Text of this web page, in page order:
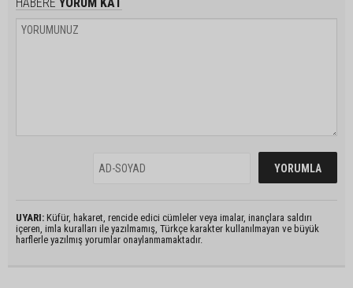
UYARI: Küfür, hakaret, rencide edici cümleler veya imalar, inançlara saldırı
içeren, imla kuralları ile yazılmamış, Türkçe karakter kullanılmayan ve büyük
harflerle yazılmış yorumlar onaylanmamaktadır.